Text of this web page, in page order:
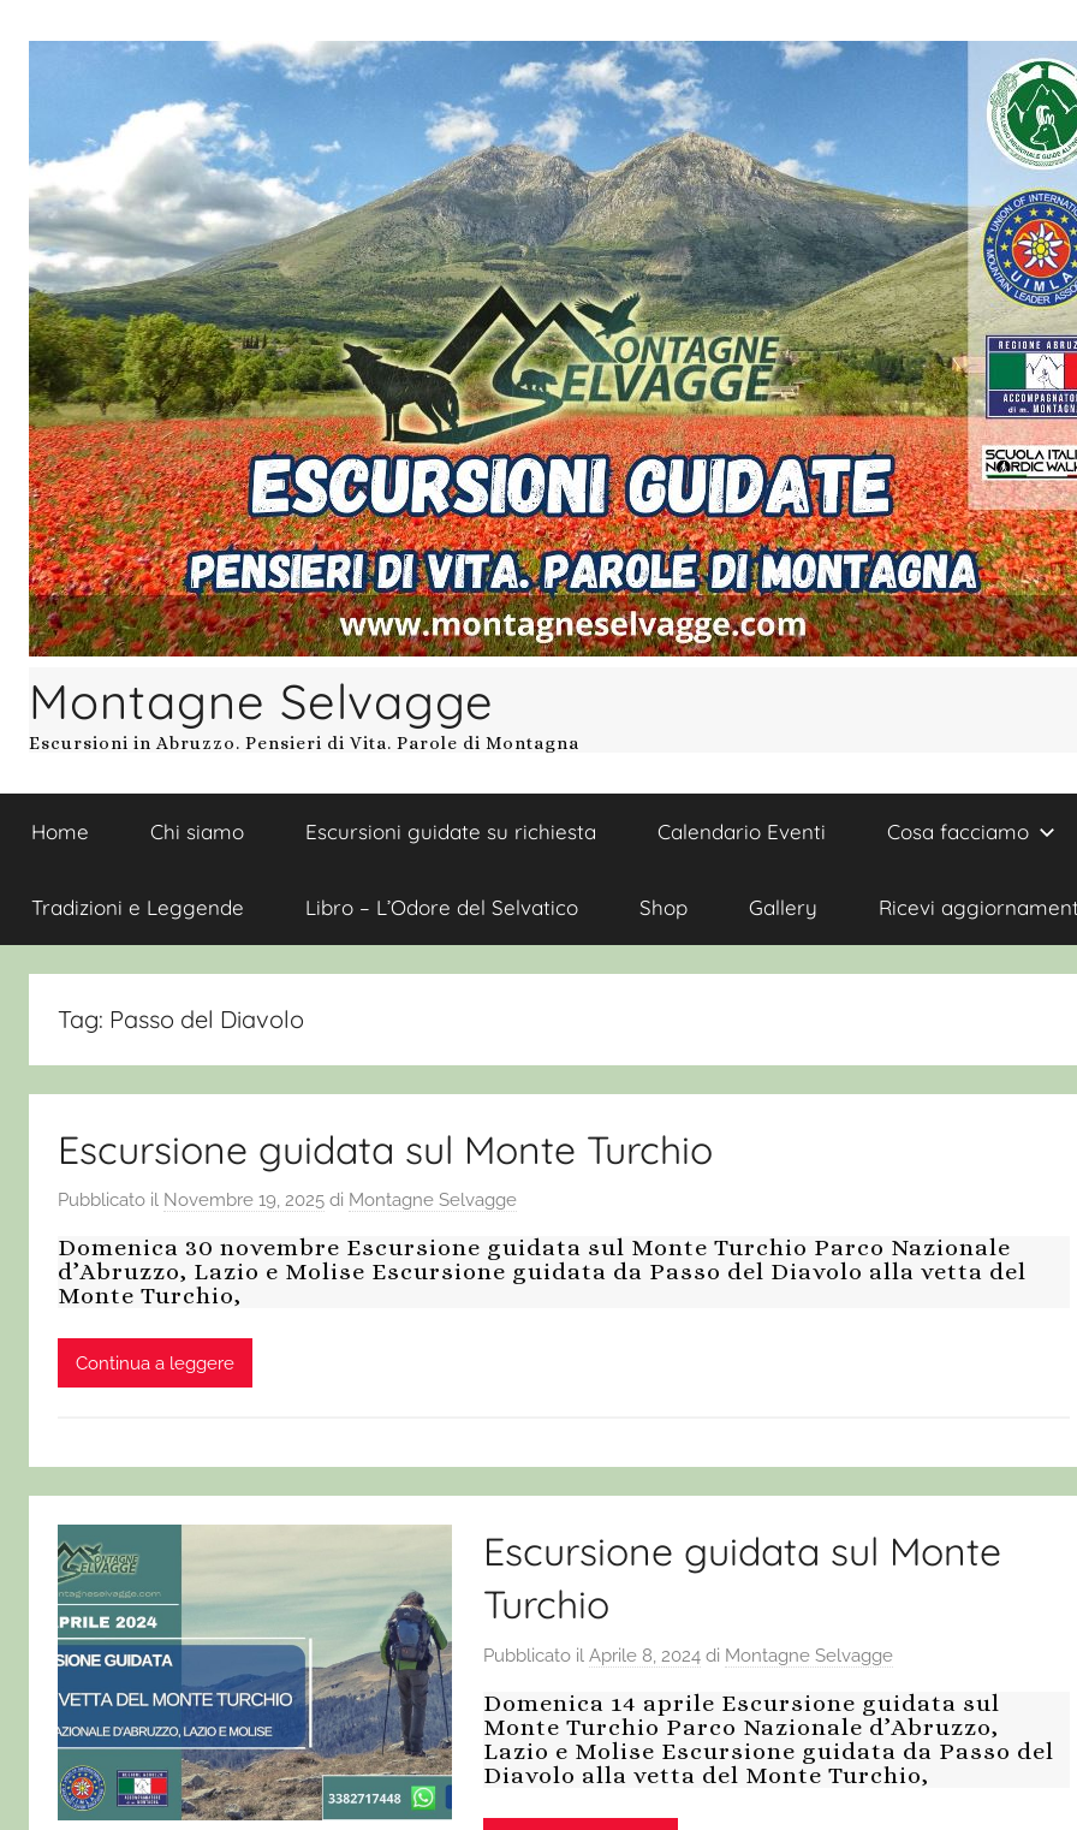
Montagne Selvagge
Escursioni in Abruzzo. Pensieri di Vita. Parole di Montagna
Home Chi siamo Escursioni guidate su richiesta Calendario Eventi Cosa facciamo
Tradizioni e Leggende Libro – L’Odore del Selvatico Shop Gallery Ricevi
Tag: Passo del Diavolo
Escursione guidata sul Monte Turchio
Pubblicato il Novembre 19, 2025 di Montagne Selvagge
Domenica 30 novembre Escursione guidata sul Monte Turchio Parco Nazionale
d’Abruzzo, Lazio e Molise Escursione guidata da Passo del Diavolo alla vetta del
Monte Turchio,
Continua a leggere
Escursione guidata sul Monte
Turchio
Pubblicato il Aprile 8, 2024di Montagne Selvagge
Domenica 14 aprile Escursione guidata sul
Monte Turchio Parco Nazionale d’Abruzzo,
Lazio e Molise Escursione guidata da Passo del
Diavolo alla vetta del Monte Turchio,